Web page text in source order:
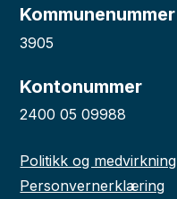
Kommunenummer
3905
Kontonummer
2400 05 09988
Politikk og medvirkning
Personvernerklæring